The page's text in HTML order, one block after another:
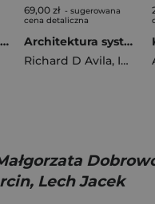
Wireshark. Analiza ruchu sieciowego i wykrywanie włamań
69,00 zł - sugerowana
cena detaliczna
Architektura systemów AI. Projektowanie skalowalnego i niezawodnego oprogramowania
Richard D Avila, Imran Ahmad
Lech Jacek